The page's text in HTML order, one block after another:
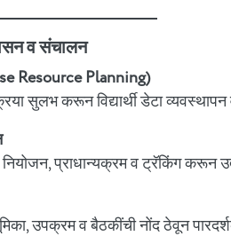
व संचालन
Resource Planning)
सुलभ करून विद्यार्थी डेटा
प्राधान्यक्रम व ट्रॅकिंग करून
उपक्रम व बैठकींची नोंद ठेवून